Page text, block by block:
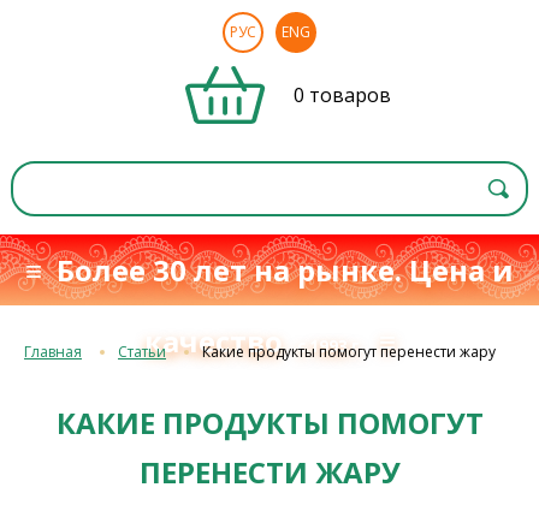
РУС ENG
0 товаров
≡ Более 30 лет на рынке. Цена и
качествос 1993 г.≡
Главная Статьи Какие продукты помогут перенести жару
КАКИЕ ПРОДУКТЫ ПОМОГУТ
ПЕРЕНЕСТИ ЖАРУ